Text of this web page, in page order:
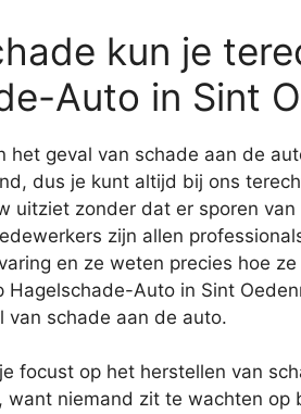
kun je
Auto in Sint
het geval van schade aan de
dus je kunt altijd bij ons
uitziet zonder dat er sporen
zijn allen
en ze weten precies hoe
Hagelschade-Auto in Sint
van schade aan de auto.
focust op het herstellen van
want niemand zit te wachten op